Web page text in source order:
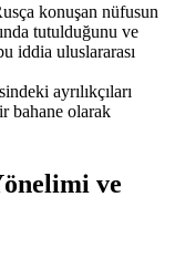
konuşan nüfusun
tutulduğunu ve
iddia uluslararası
ayrılıkçıları
bahane olarak
ve